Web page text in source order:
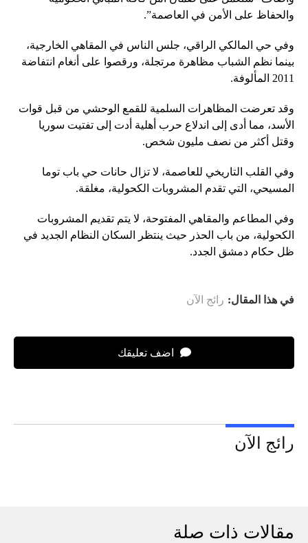
والحفاظ على الأمن في العاصمة”.
وفي حي المالكي الراقي، جلس الناس في المقاهي الخارجية،
بينما نظم الشباب مظاهرة مرتجلة، ورقصوا على أنغام انتفاضة
2011 المألوفة.
وقد تعرضت المظاهرات السلمية للقمع الوحشي من قبل قوات
الأسد، مما أدى إلى اندلاع حرب أهلية أدت إلى تفتيت سوريا
وقتل أكثر من نصف مليون شخص.
وفي القلب التاريخي للعاصمة، لا تزال حانات حي باب توما
المسيحي، التي تقدم المشروبات الكحولية، مغلقة.
وفي المطاعم والمقاهي المفتوحة، لا يتم تقديم المشروبات
الكحولية، من باب الحذر حيث ينتظر السكان النظام الجديد في
ظل حكام دمشق الجدد.
في هذا المقال: رائج الآن
اضف تعليقك
رائج الآن
مقالات ذات صلة